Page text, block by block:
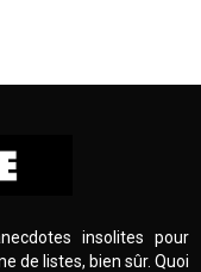
insolites pour
de listes, bien sûr. Quoi